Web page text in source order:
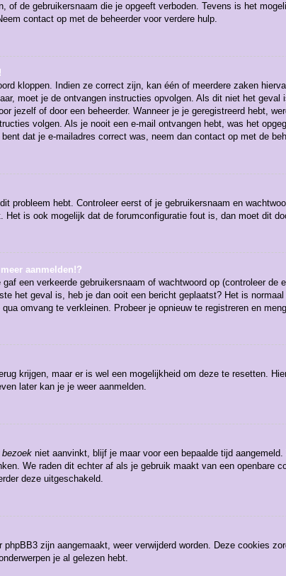
of de gebruikersnaam die je opgeeft verboden. Tevens is het
contact op met de beheerder voor verdere hulp.
kloppen. Indien ze correct zijn, kan één of meerdere zaken
moet je de ontvangen instructies opvolgen. Als dit niet het
jezelf of door een beheerder. Wanneer je je geregistreerd hebt,
volgen. Als je nooit een e-mail ontvangen hebt, was het
dat je e-mailadres correct was, neem dan contact op met de
probleem hebt. Controleer eerst of je gebruikersnaam en
is ook mogelijk dat de forumconfiguratie fout is, dan moet dit
aanmelden!?
een verkeerde gebruikersnaam of wachtwoord op (controleer
het geval is, heb je dan ooit een bericht geplaatst? Het is
omvang te verkleinen. Probeer je opnieuw te registreren en
krijgen, maar er is wel een mogelijkheid om deze te resetten.
later kan je je weer aanmelden.
niet aanvinkt, blijf je maar voor een bepaalde tijd
We raden dit echter af als je gebruik maakt van een openbare
deze uitgeschakeld.
zijn aangemaakt, weer verwijderd worden. Deze cookies
je al gelezen hebt.